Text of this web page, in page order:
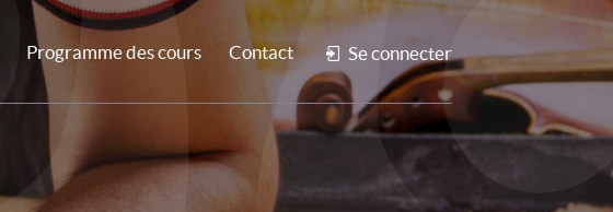
Programme des cours Contact Se connecter